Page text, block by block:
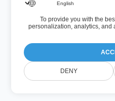
To provide you with the
personalization, analytics, and
DENY